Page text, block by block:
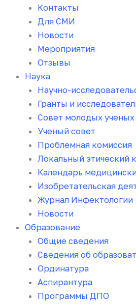
Контакты
Для СМИ
Новости
Мероприятия
Отзывы
Наука
Научно-
Гранты и
Совет молодых ученых
Ученый совет
Проблемная комиссия
Локальный этический
Календарь
Изобретательская
Журнал Инфектологии
Новости
Образование
Общие сведения
Сведения об
Ординатура
Аспирантура
Программы ДПО